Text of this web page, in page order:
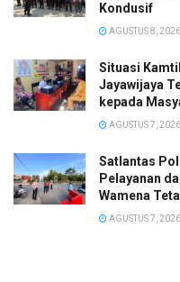
Kondusif
AGUSTUS 8, 2026
Situasi
Jayawijaya
kepada
AGUSTUS 7, 2026
Satlantas
Pelayanan
Wamena
AGUSTUS 7, 2026